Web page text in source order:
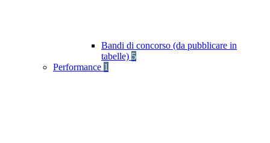
Bandi di concorso (da pubblicare in
tabelle) 5
Performance 1